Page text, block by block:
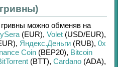
можно обменяв на
(EUR), Volet (USD/EUR),
, Яндекс.Деньги (RUB), 0x
Coin (BEP20), Bitcoin
(BTT), Cardano (ADA),